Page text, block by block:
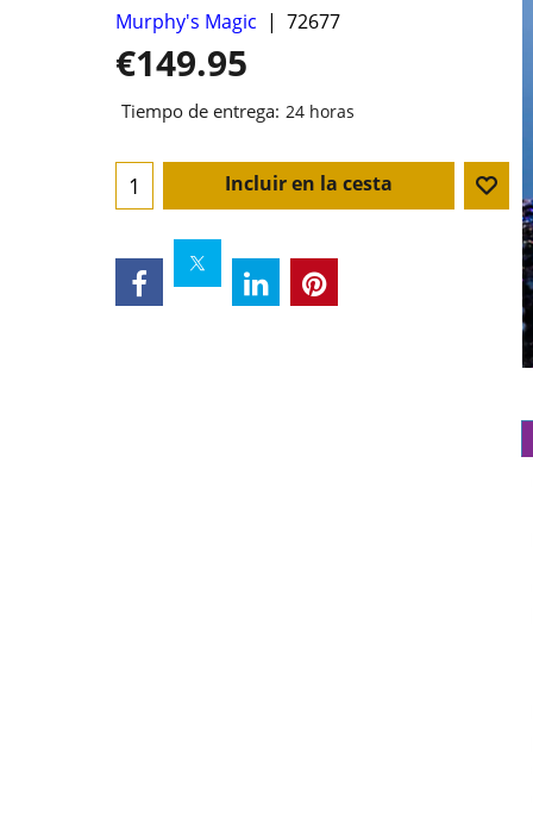
Murphy's Magic 72677
€149.95
Tiempo de entrega: 24 horas
Incluir en la cesta